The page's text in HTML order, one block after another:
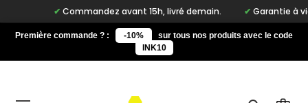
Commandez avant 15h, livré demain. Garantie à vie
Première commande ? : -10%
sur tous nos produits avec le code
INK10